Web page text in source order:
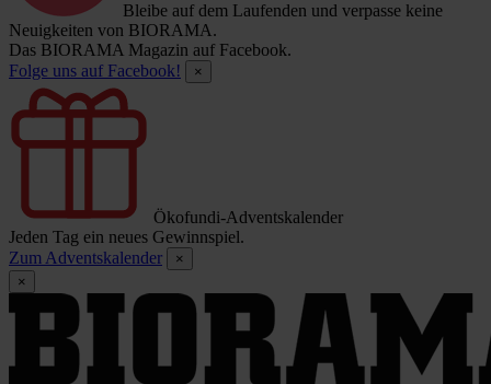
Bleibe auf dem Laufenden und verpasse keine
Neuigkeiten von BIORAMA.
Das BIORAMA Magazin auf Facebook.
Folge uns auf Facebook!
×
Ökofundi-Adventskalender
Jeden Tag ein neues Gewinnspiel.
Zum Adventskalender
×
×